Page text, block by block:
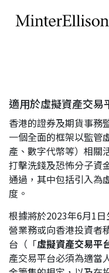
適用於虛擬資產交易
香港的證券及期貨事務
一個全面的框架以監管
產、數字代幣等）相關
打擊洗錢及恐怖分子資
通過，其中包括引入為
度。
根據將於2023年6月1
營業務或向香港投資者
台（「虛擬資產交易平
產交易平台必須為適當